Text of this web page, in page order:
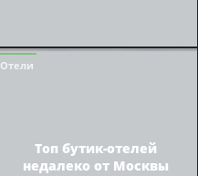
Отели
Топ бутик-отелей
недалеко от Москвы